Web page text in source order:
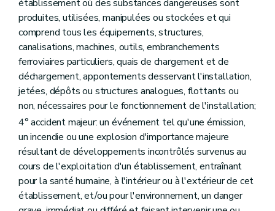
Art. 273
Sous-section 5 Dispositions diverses
Art. 274
Art. 275
Art. 276
Section 2 Dispositions finales
Art. 277
Art. 278
Art. 279
Art. 280
Annexe
Annexe
Annexe
Annexe
Annexe
Annexe
Annexe
Annexe
établissement où des substances dangereuses sont
produites, utilisées, manipulées ou stockées et qui
comprend tous les équipements, structures,
canalisations, machines, outils, embranchements
ferroviaires particuliers, quais de chargement et de
déchargement, appontements desservant l'installation,
jetées, dépôts ou structures analogues, flottants ou
non, nécessaires pour le fonctionnement de l'installation;
4° accident majeur: un événement tel qu'une émission,
un incendie ou une explosion d'importance majeure
résultant de développements incontrôlés survenus au
cours de l'exploitation d'un établissement, entraînant
pour la santé humaine, à l'intérieur ou à l'extérieur de cet
établissement, et/ou pour l'environnement, un danger